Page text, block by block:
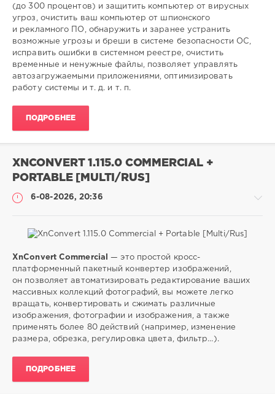
системы ,
Windows,
очистка
(до 300 процентов) и защитить компьютер от вирусных
угроз, очистить ваш компьютер от шпионского
и рекламного ПО, обнаружить и заранее устранить
возможные угрозы и бреши в системе безопасности ОС,
исправить ошибки в системном реестре, очистить
временные и ненужные файлы, позволяет управлять
автозагружаемыми приложениями, оптимизировать
работу системы и т. д. и т. п.
ПОДРОБНЕЕ
XNCONVERT 1.115.0 COMMERCIAL +
PORTABLE [MULTI/RUS]
6-08-2026, 20:36
Софт
SamDel
0
конвертер,
фотографий
XnConvert Commercial
— это простой кросс-
платформенный пакетный конвертер изображений,
он позволяет автоматизировать редактирование ваших
массивных коллекций фотографий, вы можете легко
вращать, конвертировать и сжимать различные
изображения, фотографии и изображения, а также
применять более 80 действий (например, изменение
размера, обрезка, регулировка цвета, фильтр…).
ПОДРОБНЕЕ